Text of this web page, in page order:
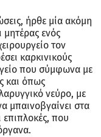
ήρθε μία ακόμη
μητέρας ενός
τον
καρκινικούς
που σύμφωνα με
και όπως
νεύρο, με
μπαινοβγαίνει στα
επιπλοκές, που